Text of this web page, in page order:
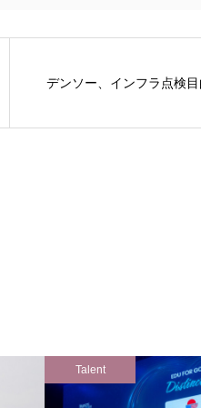
デンソー、インフラ点検
Talent